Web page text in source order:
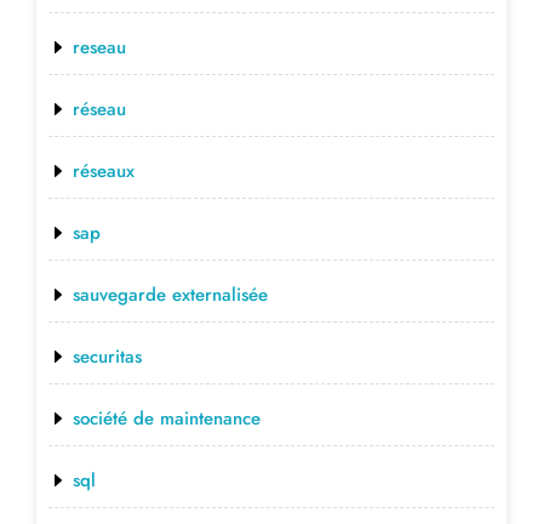
reseau
réseau
réseaux
sap
sauvegarde externalisée
securitas
société de maintenance
sql